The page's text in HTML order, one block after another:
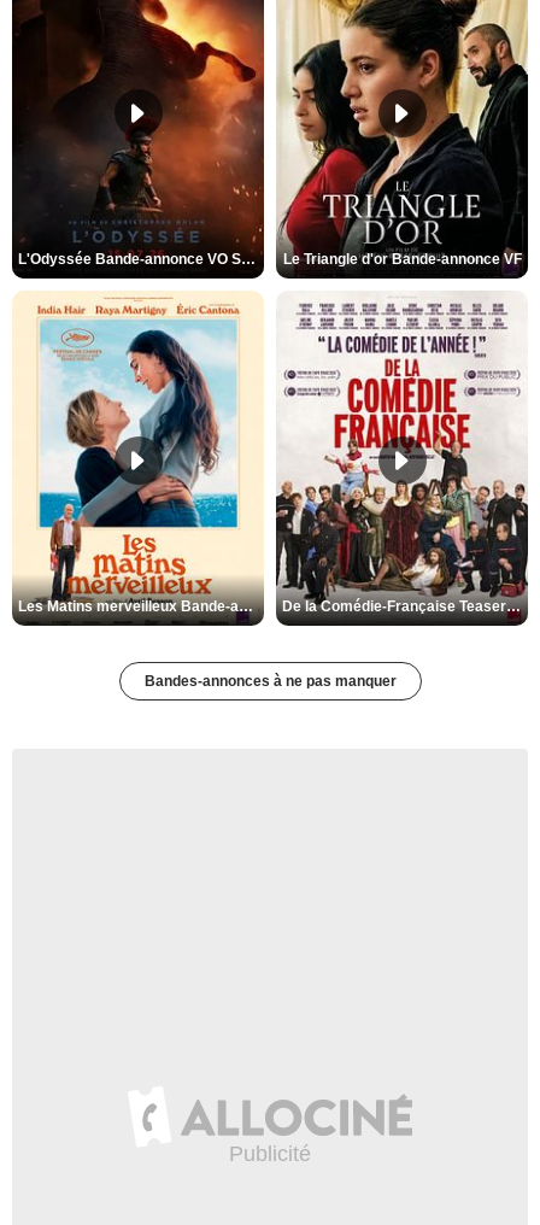
L'Odyssée Bande-annonce VO STFR Le Triangle d'or Bande-annonce VF
Les Matins merveilleux Bande-annonce VF De la Comédie-Française Teaser VF
Bandes-annonces à ne pas manquer